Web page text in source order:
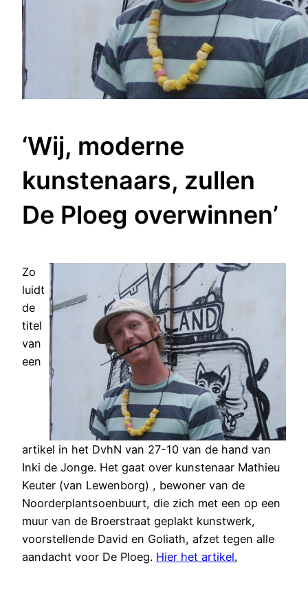
‘Wij, moderne
kunstenaars, zullen
De Ploeg overwinnen’
Zo
luidt
de
titel
van
een
artikel in het DvhN van 27-10 van de hand van
Inki de Jonge. Het gaat over kunstenaar Mathieu
Keuter (van Lewenborg) , bewoner van de
Noorderplantsoenbuurt, die zich met een op een
muur van de Broerstraat geplakt kunstwerk,
voorstellende David en Goliath, afzet tegen alle
aandacht voor De Ploeg. Hier het artikel.